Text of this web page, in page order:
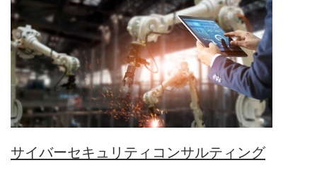
サイバーセキュリティコンサルティング